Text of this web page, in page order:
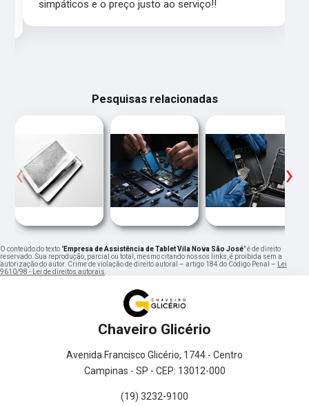
simpáticos e o preço justo ao serviço!!
Pesquisas relacionadas
‹ ›
O conteúdo do texto "Empresa de Assistência de Tablet Vila Nova São José" é de direito
reservado. Sua reprodução, parcial ou total, mesmo citando nossos links, é proibida sem a
autorização do autor. Crime de violação de direito autoral – artigo 184 do Código Penal – Lei
9610/98 - Lei de direitos autorais.
Chaveiro Glicério
Avenida Francisco Glicério, 1744 - Centro
Campinas - SP - CEP: 13012-000
(19) 3232-9100